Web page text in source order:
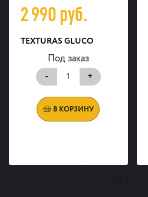
2 990руб.
TEXTURAS GLUCO
Под заказ
-
+
В КОРЗИНУ